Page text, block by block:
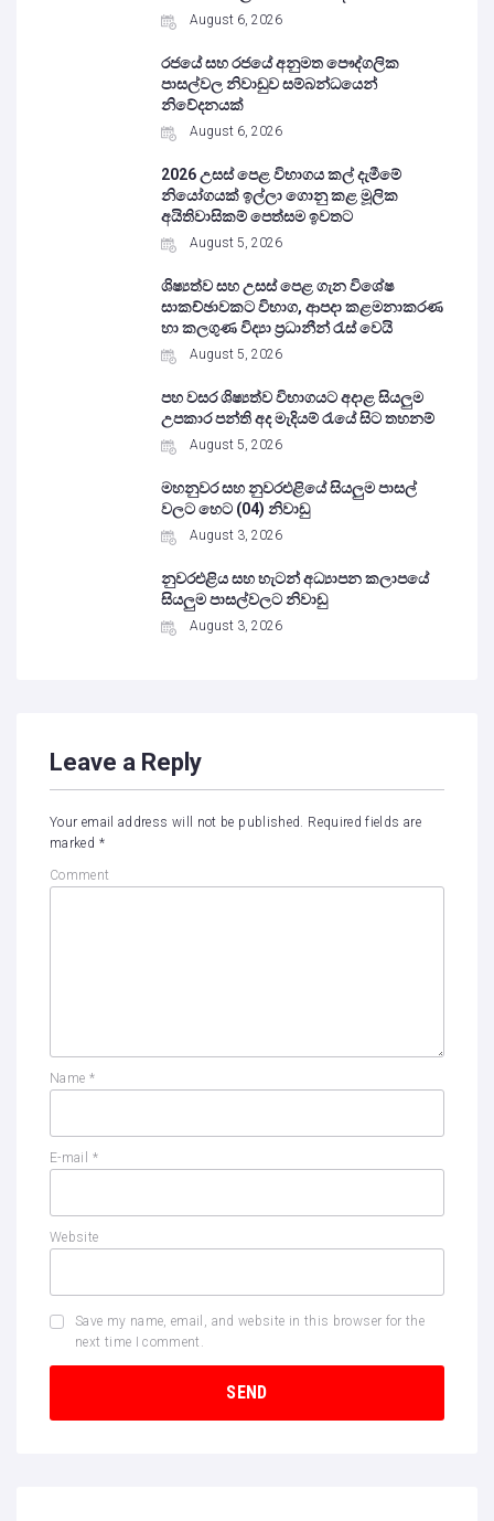
August 6, 2026
රජයේ සහ රජයේ අනුමත පෞද්ගලික
පාසල්වල නිවාඩුව සම්බන්ධයෙන්
නිවේදනයක්
August 6, 2026
2026 උසස් පෙළ විභාගය කල් දැමීමේ
නියෝගයක් ඉල්ලා ගොනු කළ මූලික
අයිතිවාසිකම් පෙත්සම ඉවතට
August 5, 2026
ශිෂ්‍යත්ව සහ උසස් පෙළ ගැන විශේෂ
සාකච්ඡාවකට විභාග, ආපදා කළමනාකරණ
හා කලගුණ විද්‍යා ප්‍රධානීන් රැස් වෙයි
August 5, 2026
පහ වසර ශිෂ්‍යත්ව විභාගයට අදාළ සියලුම
උපකාර පන්ති අද මැදියම් රැයේ සිට තහනම්
August 5, 2026
මහනුවර සහ නුවරඑළියේ සියලුම පාසල්
වලට හෙට (04) නිවාඩු
August 3, 2026
නුවරඑළිය සහ හැටන් අධ්‍යාපන කලාපයේ
සියලුම පාසල්වලට නිවාඩු
August 3, 2026
Leave a Reply
Your email address will not be published. Required fields are
marked *
Comment
Name *
E-mail *
Website
Save my name, email, and website in this browser for the
next time I comment.